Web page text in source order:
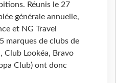
Réunis le 27
générale annuelle,
et NG Travel
marques de clubs de
Club Lookéa, Bravo
Club) ont donc